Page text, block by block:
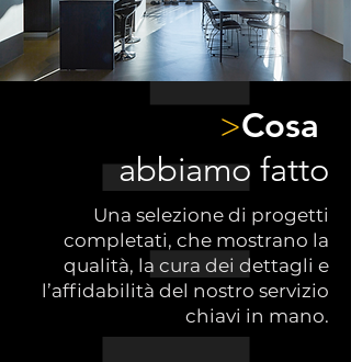
>Cosa
abbiamo fatto
Una selezione di progetti
completati, che mostrano la
qualità, la cura dei dettagli e
l’affidabilità del nostro servizio
chiavi in mano.